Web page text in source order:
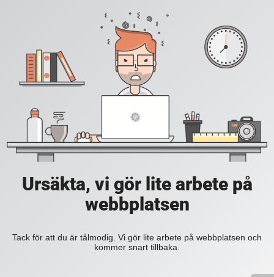
Ursäkta, vi gör lite arbete på
webbplatsen
Tack för att du är tålmodig. Vi gör lite arbete på webbplatsen och
kommer snart tillbaka.